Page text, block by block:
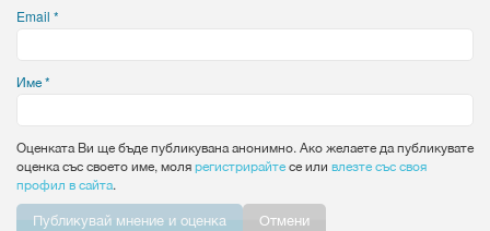
Email *
Име*
Оценката Ви ще бъде публикувана анонимно. Ако желаете да публикувате
оценка със своето име, молярегистрирайтесе или влезте със своя
профил в сайта.
Vertical Tabs
Отмени